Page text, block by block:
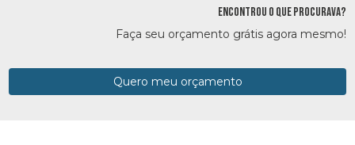
ENCONTROU O QUE PROCURAVA?
Faça seu orçamento grátis agora mesmo!
Quero meu orçamento